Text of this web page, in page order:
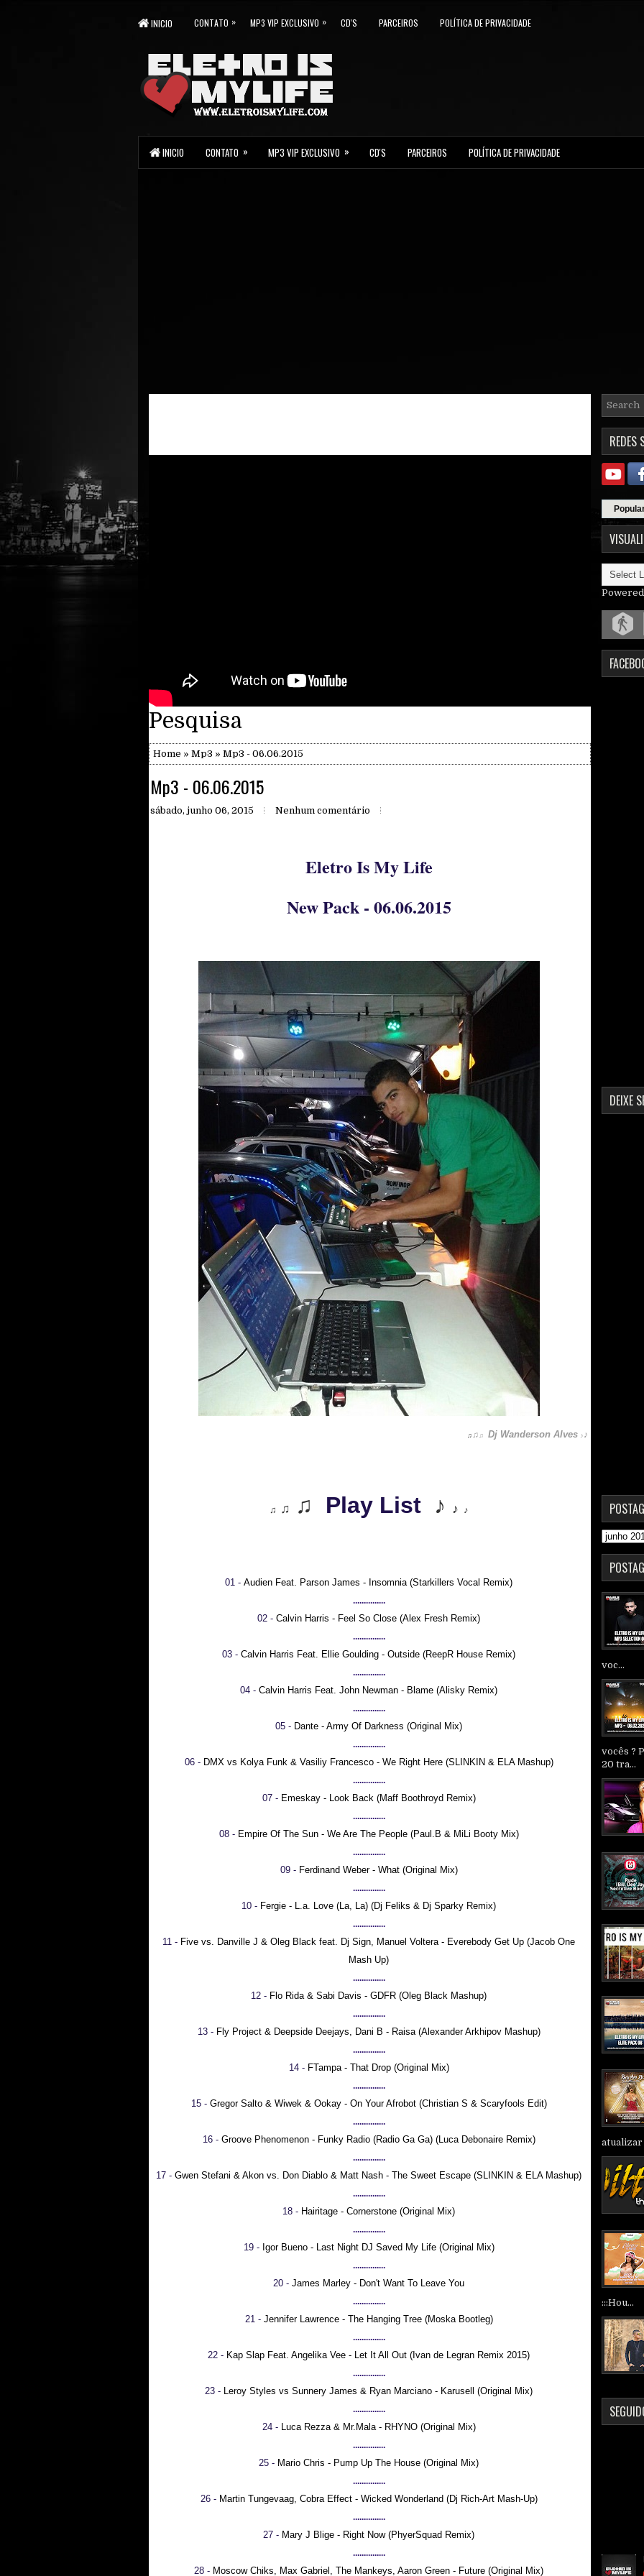
INICIO CONTATO » MP3 VIP EXCLUSIVO » CD'S PARCEIROS POLÍTICA DE PRIVACIDADE
INICIO CONTATO » MP3 VIP EXCLUSIVO » CD'S PARCEIROS POLÍTICA DE PRIVACIDADE
Pesquisa
Home » Mp3 » Mp3 - 06.06.2015
Mp3 - 06.06.2015
sábado, junho 06, 2015 Nenhum comentário
Eletro Is My Life
New Pack - 06.06.2015
♫ ♫ ♫ Dj Wanderson Alves ♪ ♪
♫ ♫ ♫ Play List ♪ ♪ ♪
01 - Audien Feat. Parson James - Insomnia (Starkillers Vocal Remix)
...............
02 - Calvin Harris - Feel So Close (Alex Fresh Remix)
...............
03 - Calvin Harris Feat. Ellie Goulding - Outside (ReepR House Remix)
...............
04 - Calvin Harris Feat. John Newman - Blame (Alisky Remix)
...............
05 - Dante - Army Of Darkness (Original Mix)
...............
06 - DMX vs Kolya Funk & Vasiliy Francesco - We Right Here (SLINKIN & ELA Mashup)
...............
07 - Emeskay - Look Back (Maff Boothroyd Remix)
...............
08 - Empire Of The Sun - We Are The People (Paul.B & MiLi Booty Mix)
...............
09 - Ferdinand Weber - What (Original Mix)
...............
10 - Fergie - L.a. Love (La, La) (Dj Feliks & Dj Sparky Remix)
...............
11 - Five vs. Danville J & Oleg Black feat. Dj Sign, Manuel Voltera - Everebody Get Up (Jacob One
Mash Up)
...............
12 - Flo Rida & Sabi Davis - GDFR (Oleg Black Mashup)
...............
13 - Fly Project & Deepside Deejays, Dani B - Raisa (Alexander Arkhipov Mashup)
...............
14 - FTampa - That Drop (Original Mix)
...............
15 - Gregor Salto & Wiwek & Ookay - On Your Afrobot (Christian S & Scaryfools Edit)
...............
16 - Groove Phenomenon - Funky Radio (Radio Ga Ga) (Luca Debonaire Remix)
...............
17 - Gwen Stefani & Akon vs. Don Diablo & Matt Nash - The Sweet Escape (SLINKIN & ELA Mashup)
...............
18 - Hairitage - Cornerstone (Original Mix)
...............
19 - Igor Bueno - Last Night DJ Saved My Life (Original Mix)
...............
20 - James Marley - Don't Want To Leave You
...............
21 - Jennifer Lawrence - The Hanging Tree (Moska Bootleg)
...............
22 - Kap Slap Feat. Angelika Vee - Let It All Out (Ivan de Legran Remix 2015)
...............
23 - Leroy Styles vs Sunnery James & Ryan Marciano - Karusell (Original Mix)
...............
24 - Luca Rezza & Mr.Mala - RHYNO (Original Mix)
...............
25 - Mario Chris - Pump Up The House (Original Mix)
...............
26 - Martin Tungevaag, Cobra Effect - Wicked Wonderland (Dj Rich-Art Mash-Up)
...............
27 - Mary J Blige - Right Now (PhyerSquad Remix)
...............
28 - Moscow Chiks, Max Gabriel, The Mankeys, Aaron Green - Future (Original Mix)
REDES
DEIXE
voc...
vocês ?
20 tra...
atualizar
:::Hou...